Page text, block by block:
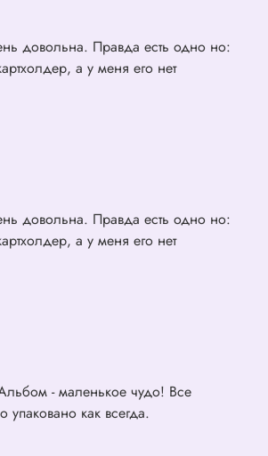
довольна. Правда есть одно но:
а у меня его нет
довольна. Правда есть одно но:
а у меня его нет
- маленькое чудо! Все
как всегда.